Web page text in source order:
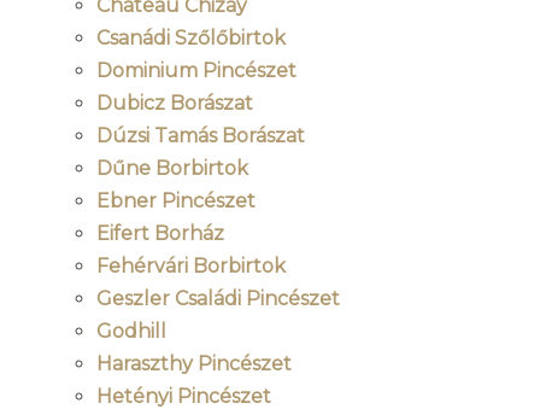
Chateau Chizay
Csanádi Szőlőbirtok
Dominium Pincészet
Dubicz Borászat
Dúzsi Tamás Borászat
Dűne Borbirtok
Ebner Pincészet
Eifert Borház
Fehérvári Borbirtok
Geszler Családi Pincészet
Godhill
Haraszthy Pincészet
Hetényi Pincészet